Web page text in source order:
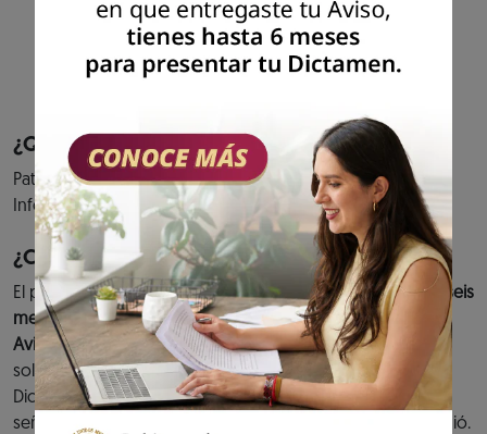
cumplimiento de tus aportaciones al fondo
de vivienda y entero de descuentos para
amortización de créditos.
¿Quiénes pueden acceder al servicio?
Patrones que hayan presentado el aviso de Dictamen
Infonavit.
¿Cuándo debes cumplir?
El plazo para presentar elDictamen Infonavit es de hasta seis
meses contados a partir de la fecha de presentación del
Aviso de Dictamen Infonavit.O bien, en caso de haber
solicitado una prórroga y ésta se hubiera concedido, el
Dictamen se tiene que presentar dentro de la fecha
señalada en el Oficio de prórroga que el Instituto le expidió.